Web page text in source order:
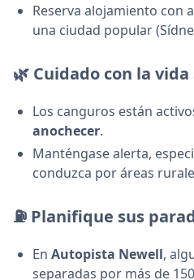
Reserva alojamiento con
una ciudad popular
🌿 Cuidado con la
Los canguros están
anochecer.
Manténgase alerta,
conduzca por áreas
⛽ Planifique sus
En Autopista Newell,
separadas por más de